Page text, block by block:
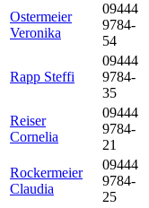
Ostermeier
Veronika
09444
9784-
54
Rapp Steffi
09444
9784-
35
Reiser
Cornelia
09444
9784-
21
Rockermeier
Claudia
09444
9784-
25